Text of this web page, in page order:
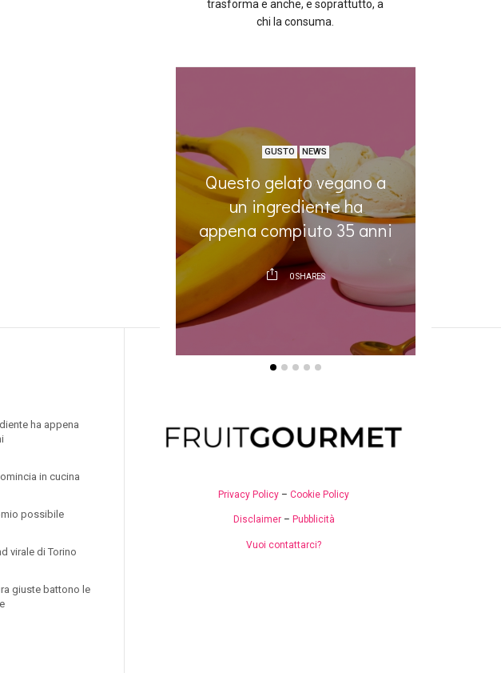
trasforma e anche, e soprattutto, a
chi la consuma.
GUSTO NEWS
Questo gelato vegano a
un ingrediente ha
appena compiuto 35 anni
0SHARES
ha appena
in cucina
possibile
virale di Torino
giuste battono le
Privacy Policy –Cookie Policy
Disclaimer– Pubblicità
Vuoi contattarci?